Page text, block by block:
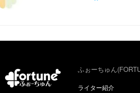
ふぉーちゅん
ライター紹介